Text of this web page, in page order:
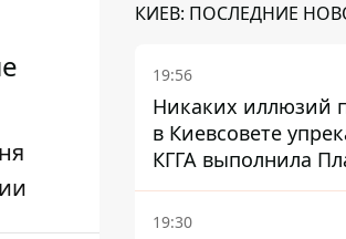
КИЕВ: ПОСЛЕДНИЕ
19:56
Никаких иллюзий
в Киевсовете
КГГА выполнила
устойчивости на
19:30